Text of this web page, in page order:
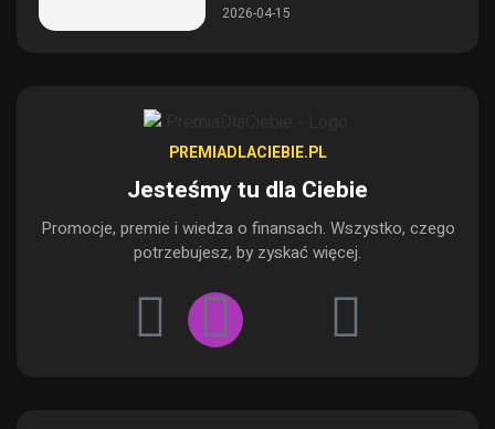
2026-04-15
PREMIADLACIEBIE.PL
Jesteśmy tu dla Ciebie
Promocje, premie i wiedza o finansach. Wszystko, czego
potrzebujesz, by zyskać więcej.